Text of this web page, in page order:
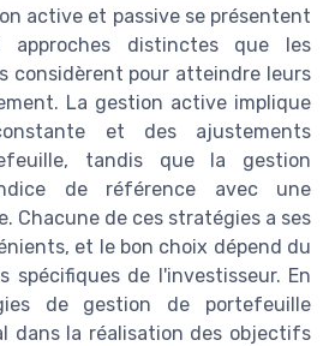
active et passive se présentent
approches distinctes que les
considèrent pour atteindre leurs
La gestion active implique
et des ajustements
tandis que la gestion
de référence avec une
Chacune de ces stratégies a ses
et le bon choix dépend du
spécifiques de l'investisseur. En
de gestion de portefeuille
dans la réalisation des objectifs